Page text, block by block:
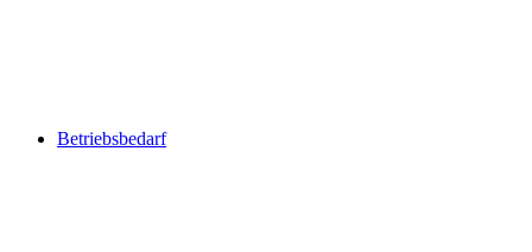
Betriebsbedarf